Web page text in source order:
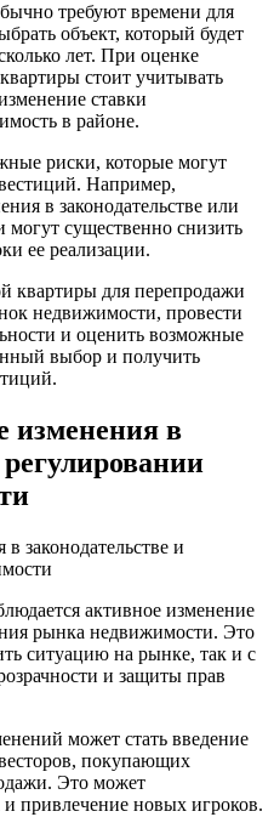
требуют времени для
объект, который будет
лет. При оценке
стоит учитывать
ставки
в районе.
риски, которые могут
Например,
в законодательстве или
существенно снизить
ее реализации.
квартиры для перепродажи
недвижимости, провести
и оценить возможные
выбор и получить
изменения в
законодательстве и
активное изменение
рынка недвижимости. Это
ситуацию на рынке, так и с
и защиты прав
может стать введение
покупающих
Это может
привлечение новых игроков.